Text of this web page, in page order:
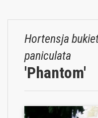
Hortensja
paniculata
'Phantom'